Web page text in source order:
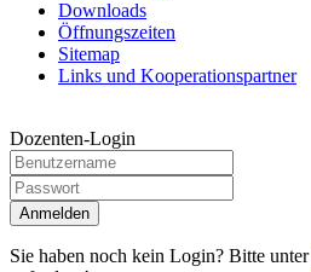
Downloads
Öffnungszeiten
Sitemap
Links und Kooperationspartner
Dozenten-Login
Anmelden
Sie haben noch kein Login? Bitte unter